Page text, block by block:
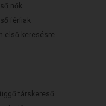
nők
férfiak
első keresésre
társkereső